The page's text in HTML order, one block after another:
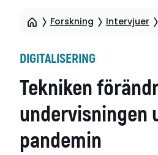
Forskning Intervjuer
DIGITALISERING
Tekniken
undervisningen
pandemin